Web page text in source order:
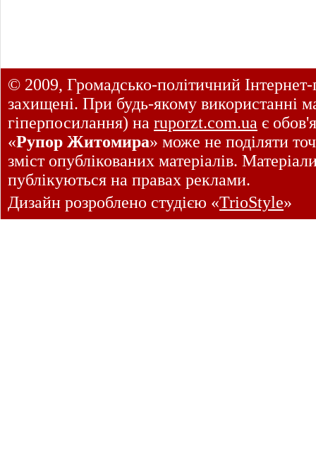
© 2009, Громадсько-політичний
захищені. При будь-якому використанні
гіперпосилання) на ruporzt.com.ua є
«Рупор Житомира» може не поділяти
зміст опублікованих матеріалів.
публікуються на правах реклами.
Дизайн розроблено студією «TrioStyle»